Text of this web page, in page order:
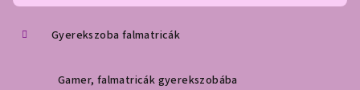
Gyerekszoba falmatricák
Gamer, falmatricák gyerekszobába